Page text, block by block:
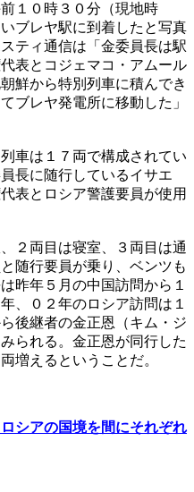
１０時３０分（現地時
ブレヤ駅に到着したと写真
ティ通信は「金委員長は駅
表とコジェマコ・アムール
鮮から特別列車に積んでき
ブレヤ発電所に移動した」
車は１７両で構成されてい
長に随行しているイサエ
表とロシア警護要員が使用
２両目は寝室、３両目は通
随行要員が乗り、ベンツも
昨年５月の中国訪問から１
、０２年のロシア訪問は１
後継者の金正恩（キム・ジ
られる。金正恩が同行した
増えるということだ。
シアの国境を間にそれぞれ